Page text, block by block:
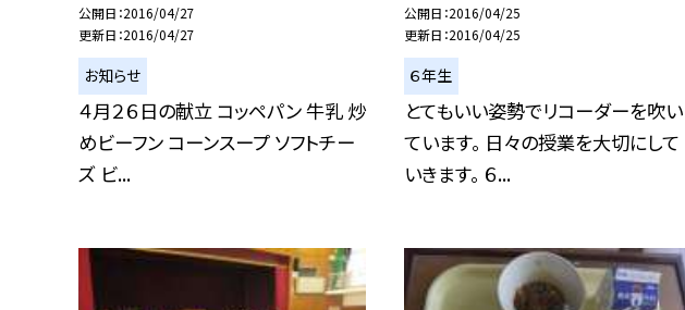
公開日 2016/04/27
更新日 2016/04/27
お知らせ
４月２６日の献立 コッペパン 牛乳 炒
めビーフン コーンスープ ソフトチー
ズ ビ...
公開日 2016/04/25
更新日 2016/04/25
６年生
とてもいい姿勢でリコーダーを吹い
ています。 日々の授業を大切にして
いきます。 ６...